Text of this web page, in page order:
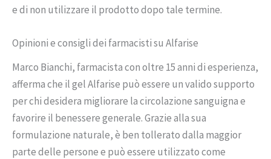
e di non utilizzare il prodotto dopo tale termine.
Opinioni e consigli dei farmacisti su Alfarise
Marco Bianchi, farmacista con oltre 15 anni di esperienza,
afferma che il gel Alfarise può essere un valido supporto
per chi desidera migliorare la circolazione sanguigna e
favorire il benessere generale. Grazie alla sua
formulazione naturale, è ben tollerato dalla maggior
parte delle persone e può essere utilizzato come